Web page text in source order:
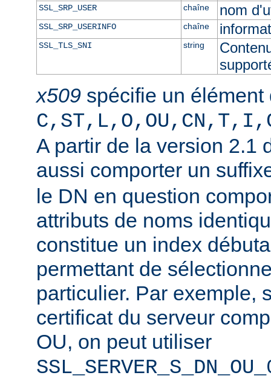
SSL_SRP_USER chaîne nom
SSL_SRP_USERINFO chaîne
SSL_TLS_SNI string
x509 spécifie un
A partir de la version 2.1
aussi comporter un
le DN en question
attributs de noms
constitue un index
permettant de
particulier. Par exemple,
certificat du serveur
OU, on peut utiliser